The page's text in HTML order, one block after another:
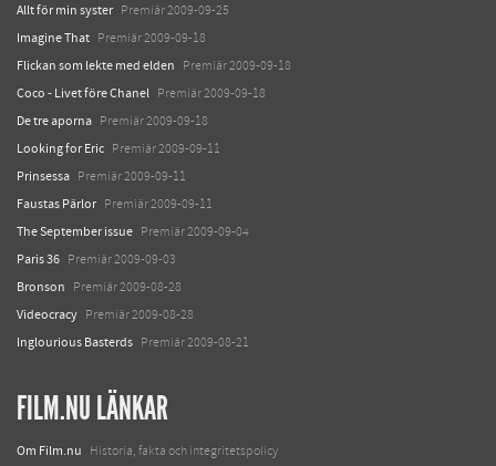
Allt för min syster Premiär 2009-09-25
Imagine That Premiär 2009-09-18
Flickan som lekte med elden Premiär 2009-09-18
Coco - Livet före Chanel Premiär 2009-09-18
De tre aporna Premiär 2009-09-18
Looking for Eric Premiär 2009-09-11
Prinsessa Premiär 2009-09-11
Faustas Pärlor Premiär 2009-09-11
The September issue Premiär 2009-09-04
Paris 36 Premiär 2009-09-03
Bronson Premiär 2009-08-28
Videocracy Premiär 2009-08-28
Inglourious Basterds Premiär 2009-08-21
FILM.NU LÄNKAR
Om Film.nu Historia, fakta och integritetspolicy